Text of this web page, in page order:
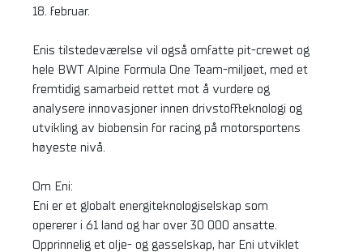
18. februar.
Enis tilstedeværelse vil også omfatte pit-crewet og
hele BWT Alpine Formula One Team-miljøet, med et
fremtidig samarbeid rettet mot å vurdere og
analysere innovasjoner innen drivstoffteknologi og
utvikling av biobensin for racing på motorsportens
høyeste nivå.
Om Eni:
Eni er et globalt energiteknologiselskap som
opererer i 61 land og har over 30 000 ansatte.
Opprinnelig et olje- og gasselskap, har Eni utviklet